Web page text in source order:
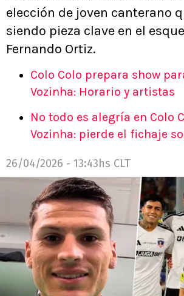
elección de joven canterano
siendo pieza clave en el
Fernando Ortiz.
Colo Colo prepara show
Vozinha: Horario y artistas
No todo es alegría en Colo
Vozinha: pierde el fichaje
26/04/2026 - 13:43hs CLT